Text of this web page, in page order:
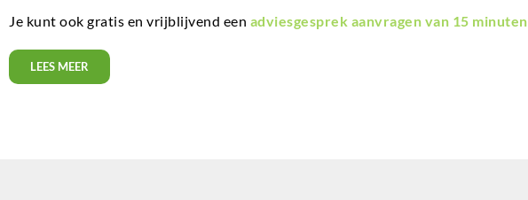
Je kunt ook gratis en vrijblijvend een adviesgesprek aanvragen van 15 minuten
LEES MEER